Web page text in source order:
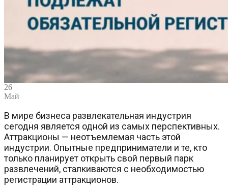
26
Май
В мире бизнеса развлекательная индустрия
сегодня является одной из самых перспективных.
Аттракционы — неотъемлемая часть этой
индустрии. Опытные предприниматели и те, кто
только планирует открыть свой первый парк
развлечений, сталкиваются с необходимостью
регистрации аттракционов.